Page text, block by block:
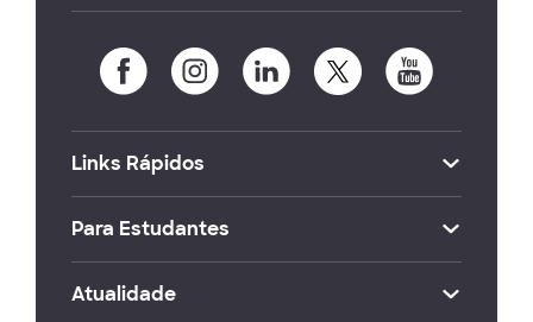
Links Rápidos
Para Estudantes
Atualidade